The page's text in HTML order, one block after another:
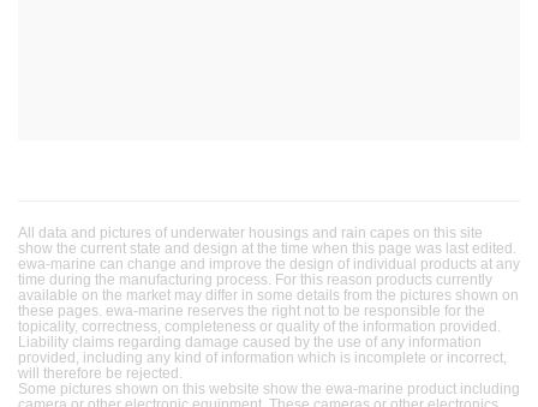
All data and pictures of underwater housings and rain capes on this site
show the current state and design at the time when this page was last edited.
ewa-marine can change and improve the design of individual products at any
time during the manufacturing process. For this reason products currently
available on the market may differ in some details from the pictures shown on
these pages. ewa-marine reserves the right not to be responsible for the
topicality, correctness, completeness or quality of the information provided.
Liability claims regarding damage caused by the use of any information
provided, including any kind of information which is incomplete or incorrect,
will therefore be rejected.
Some pictures shown on this website show the ewa-marine product including